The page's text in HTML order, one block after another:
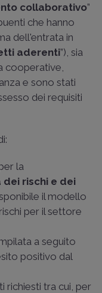
collaborativo”
che hanno
dell'entrata in
aderenti”), sia
cooperative,
e sono stati
dei requisiti
la
rischi e dei
il modello
per il settore
a seguito
positivo dal
richiesti tra cui, per